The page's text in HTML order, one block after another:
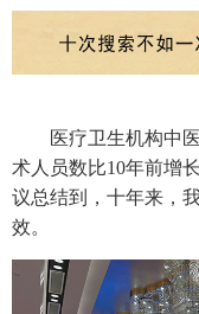
医疗卫生机构中
术人员数比10年前增
议总结到，十年来，
效。